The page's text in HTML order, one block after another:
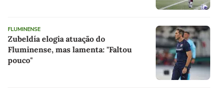
FLUMINENSE
Zubeldía elogia atuação do
Fluminense, mas lamenta: "Faltou
pouco"